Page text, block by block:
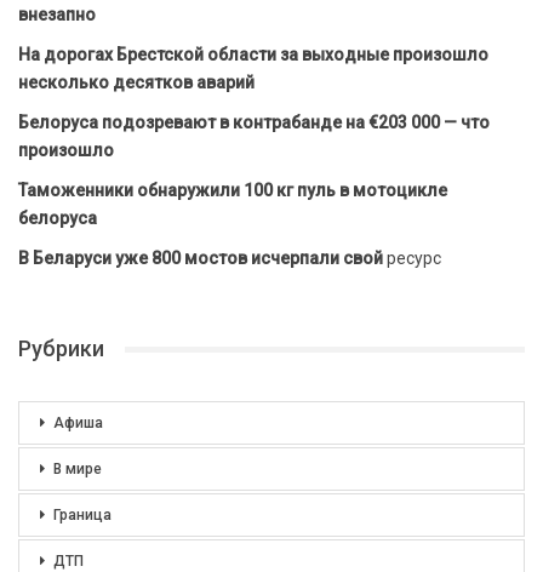
внезапно
На дорогах Брестской области за выходные произошло
несколько десятков аварий
Белоруса подозревают в контрабанде на €203 000 — что
произошло
Таможенники обнаружили 100 кг пуль в мотоцикле
белоруса
В Беларуси уже 800 мостов исчерпали свойресурс
Рубрики
Афиша
В мире
Граница
ДТП